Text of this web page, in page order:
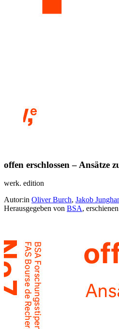
offen erschlossen – Ansätze
werk. edition
Autor:in Oliver Burch, Jakob
Herausgegeben von BSA,